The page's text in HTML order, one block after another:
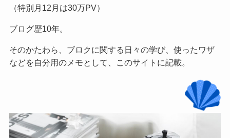
（特別月12月は30万PV）
ブログ歴10年。
そのかたわら、ブロクに関する日々の学び、使ったワザ
などを自分用のメモとして、このサイトに記載。